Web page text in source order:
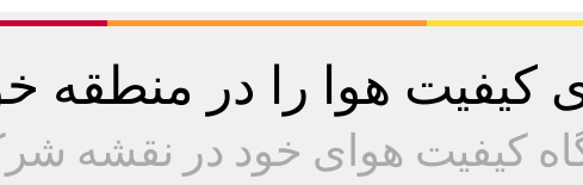
کیفیت هوا را در
کیفیت هوای خود در نقشه